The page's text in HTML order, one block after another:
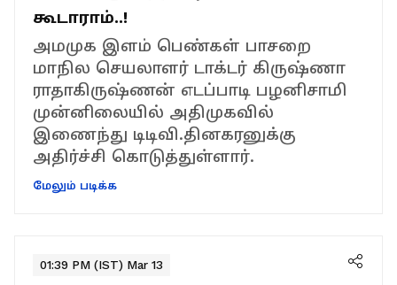
கூடாராம்..!
அமமுக இளம் பெண்கள் பாசறை
மாநில செயலாளர் டாக்டர் கிருஷ்ணா
ராதாகிருஷ்ணன் எடப்பாடி பழனிசாமி
முன்னிலையில் அதிமுகவில்
இணைந்து டிடிவி.தினகரனுக்கு
அதிர்ச்சி கொடுத்துள்ளார்.
மேலும் படிக்க
01:39 PM (IST) Mar 13